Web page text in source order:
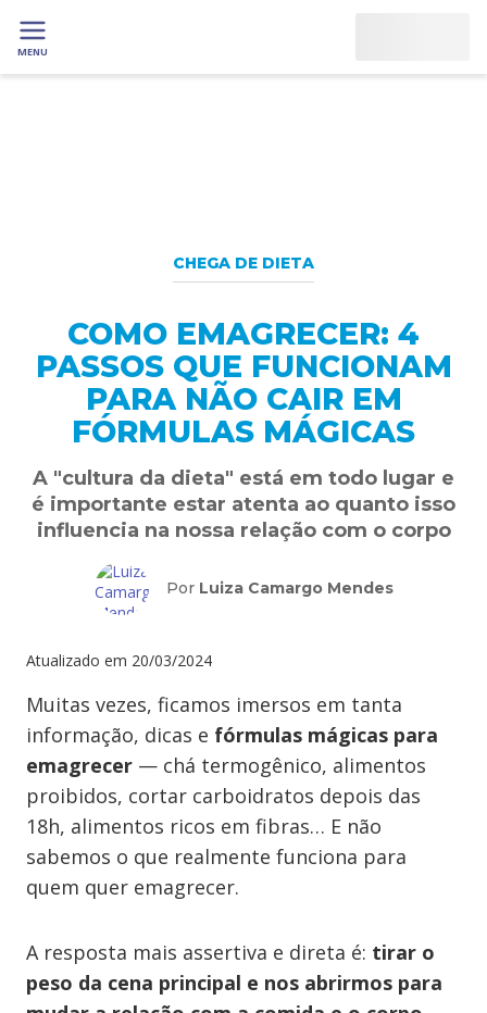
MENU
CHEGA DE DIETA
COMO EMAGRECER: 4
PASSOS QUE FUNCIONAM
PARA NÃO CAIR EM
FÓRMULAS MÁGICAS
A "cultura da dieta" está em todo lugar e
é importante estar atenta ao quanto isso
influencia na nossa relação com o corpo
Por Luiza Camargo Mendes
Atualizado em 20/03/2024
Muitas vezes, ficamos imersos em tanta
informação, dicas e fórmulas mágicas para
emagrecer — chá termogênico, alimentos
proibidos, cortar carboidratos depois das
18h, alimentos ricos em fibras… E não
sabemos o que realmente funciona para
quem quer emagrecer.
A resposta mais assertiva e direta é: tirar o
peso da cena principal e nos abrirmos para